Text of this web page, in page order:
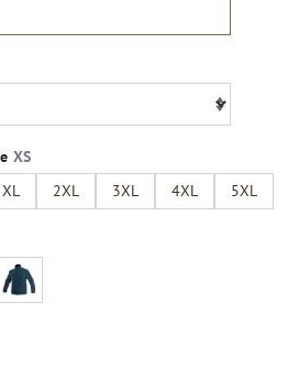
XL 2XL 3XL 4XL 5XL